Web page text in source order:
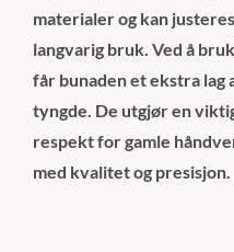
materialer og kan
langvarig bruk. Ved å
får bunaden et ekstra
tyngde. De utgjør en
respekt for gamle
med kvalitet og presisjon.